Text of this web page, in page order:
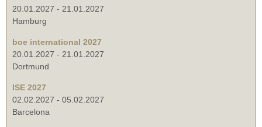
20.01.2027 - 21.01.2027
Hamburg
boe international 2027
20.01.2027 - 21.01.2027
Dortmund
ISE 2027
02.02.2027 - 05.02.2027
Barcelona